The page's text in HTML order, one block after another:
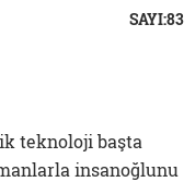
SAYI:83
teknoloji başta
insanoğlunu